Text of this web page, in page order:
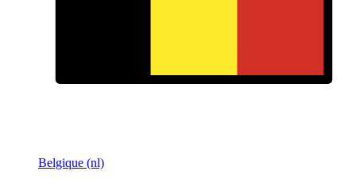
Belgique (nl)